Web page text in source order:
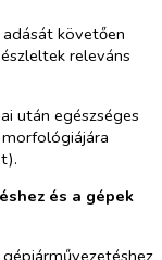
követően
releváns
után egészséges
és a gépek